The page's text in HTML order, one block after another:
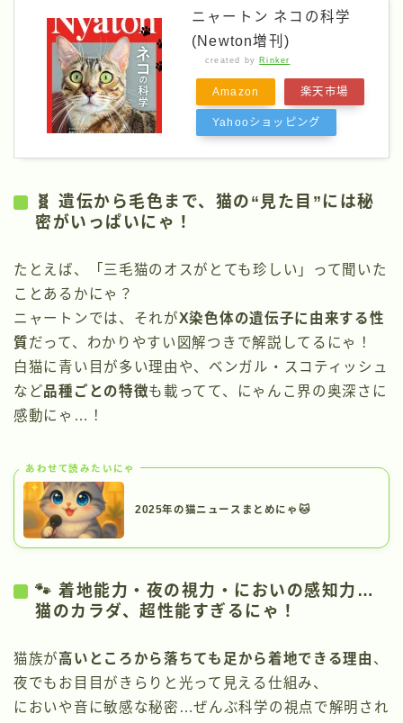
ニャートン ネコの科学
(Newton増刊)
created by Rinker
Amazon 楽天市場
Yahooショッピング
🧬 遺伝から毛色まで、猫の“見た目”には秘
密がいっぱいにゃ！
たとえば、「三毛猫のオスがとても珍しい」って聞いた
ことあるかにゃ？
ニャートンでは、それがX染色体の遺伝子に由来する性
質だって、わかりやすい図解つきで解説してるにゃ！
白猫に青い目が多い理由や、ベンガル・スコティッシュ
など品種ごとの特徴も載ってて、にゃんこ界の奥深さに
感動にゃ…！
あわせて読みたいにゃ
2025年の猫ニュースまとめにゃ🐱
🐾 着地能力・夜の視力・においの感知力…
猫のカラダ、超性能すぎるにゃ！
猫族が高いところから落ちても足から着地できる理由 、
夜でもお目目がきらりと光って見える仕組み、
においや音に敏感な秘密…ぜんぶ科学の視点で解明され